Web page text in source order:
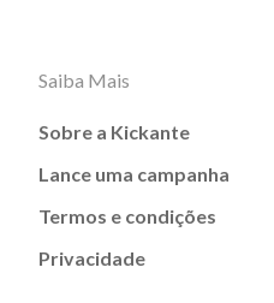
Saiba Mais
Sobre a Kickante
Lance uma campanha
Termos e condições
Privacidade